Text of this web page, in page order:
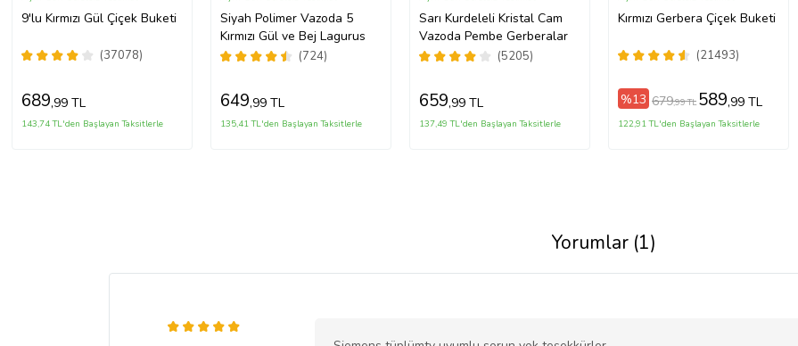
9'lu Kırmızı Gül Çiçek Buketi
(37078)
689,99 TL
143,74 TL'den Başlayan Taksitlerle
Siyah Polimer Vazoda 5
Kırmızı Gül ve Bej Lagurus
(724)
649,99 TL
135,41 TL'den Başlayan Taksitlerle
Sarı Kurdeleli Kristal Cam
Vazoda Pembe Gerberalar
(5205)
659,99 TL
137,49 TL'den Başlayan Taksitlerle
Kırmızı Gerbera Çiçek Buketi
(21493)
%13 679,99 TL 589,99 TL
122,91 TL'den Başlayan Taksitlerle
Yorumlar (1)